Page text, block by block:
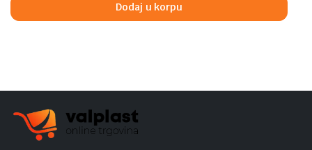
Dodaj u korpu